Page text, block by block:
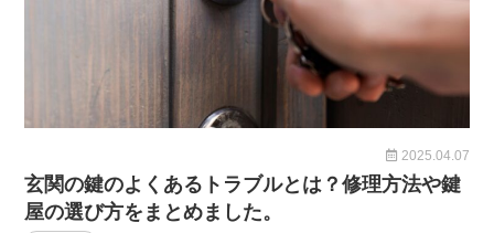
2025.04.07
玄関の鍵のよくあるトラブルとは？修理方法や鍵
屋の選び方をまとめました。